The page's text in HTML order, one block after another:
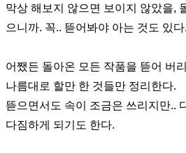
막상 해보지 않으면 보이지 않았을,
으니까. 꼭.. 뜯어봐야 아는 것도 있다.
어쨌든 돌아온 모든 작품을 뜯어 버
나름대로 할만 한 것들만 정리한다.
뜯으면서도 속이 조금은 쓰리지만..
다짐하게 되기도 한다.